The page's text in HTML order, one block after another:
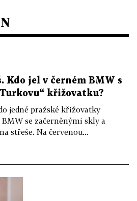
Kdo jel v černém BMW s
křižovatku?
jedné pražské křižovatky
se začerněnými skly a
střeše. Na červenou...